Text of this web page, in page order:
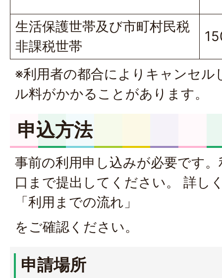
生活保護世帯及び市町村民税
非課税世帯
※利用者の都合によりキャンセル
ル料がかかることがあります。
申込方法
事前の利用申し込みが必要です
口まで提出してください。 詳し
「利用までの流れ」
をご確認ください。
申請場所